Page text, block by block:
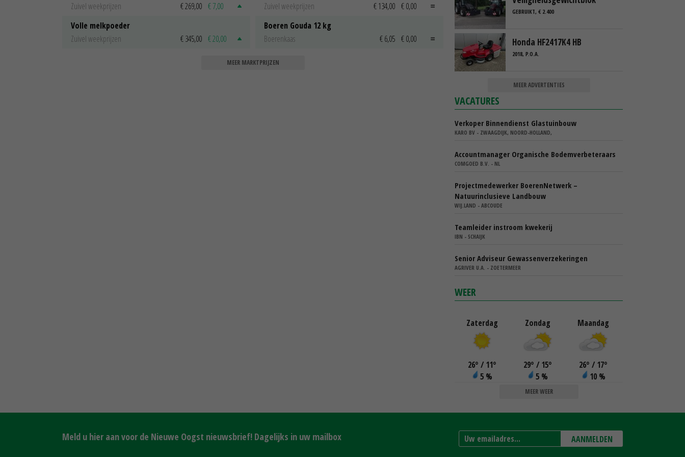
Zuivel weekprijzen
€ 269,00 € 7,00
Volle melkpoeder
Zuivel weekprijzen
€ 345,00 € 20,00
Zuivel weekprijzen
€ 134,00 € 0,00
Boeren Gouda 12 kg
Boerenkaas
€ 6,05 € 0,00
MEER MARKTPRIJZEN
GEBRUIKT, € 2.400
Honda HF2417K4 HB
2018, P.O.A.
MEER ADVERTENTIES
VACATURES
Verkoper Binnendienst Glastuinbouw
KARO BV - ZWAAGDIJK, NOORD-HOLLAND,
Accountmanager Organische Bodemverbeteraars
COMGOED B.V. - NL
Projectmedewerker BoerenNetwerk –
Natuurinclusieve Landbouw
WIJ.LAND - ABCOUDE
Teamleider instroom kwekerij
IBN - SCHAIJK
Senior Adviseur Gewassenverzekeringen
AGRIVER U.A. - ZOETERMEER
WEER
Zaterdag
26° / 11°
5 %
Zondag
29° / 15°
5 %
Maandag
26° / 17°
10 %
MEER WEER
Meld u hier aan voor de Nieuwe Oogst nieuwsbrief! Dagelijks in uw mailbox AANMELDEN